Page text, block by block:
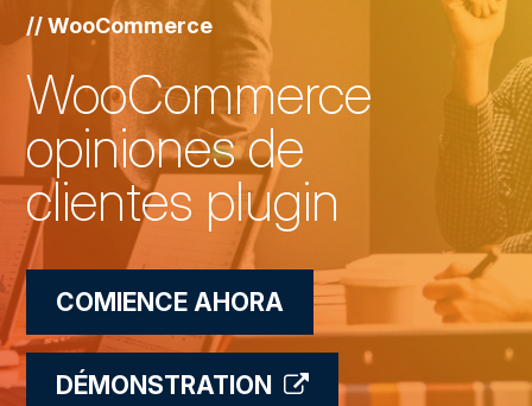
// WooCommerce
WooCommerce
opiniones de
clientes plugin
COMIENCE AHORA
DÉMONSTRATION